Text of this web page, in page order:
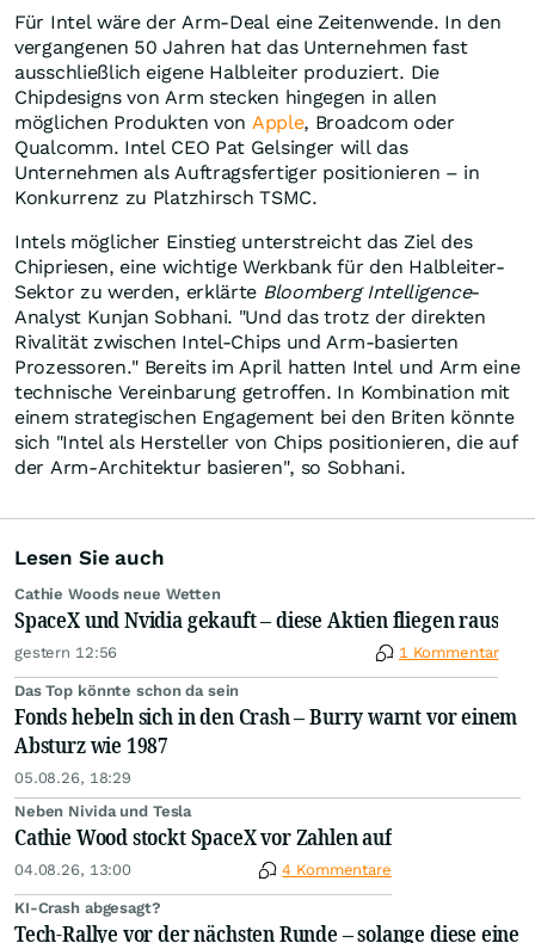
Für Intel wäre der Arm-Deal eine Zeitenwende. In den
vergangenen 50 Jahren hat das Unternehmen fast
ausschließlich eigene Halbleiter produziert. Die
Chipdesigns von Arm stecken hingegen in allen
möglichen Produkten von Apple, Broadcom oder
Qualcomm. Intel CEO Pat Gelsinger will das
Unternehmen als Auftragsfertiger positionieren – in
Konkurrenz zu Platzhirsch TSMC.
Intels möglicher Einstieg unterstreicht das Ziel des
Chipriesen, eine wichtige Werkbank für den Halbleiter-
Sektor zu werden, erklärte Bloomberg Intelligence-
Analyst Kunjan Sobhani. "Und das trotz der direkten
Rivalität zwischen Intel-Chips und Arm-basierten
Prozessoren." Bereits im April hatten Intel und Arm eine
technische Vereinbarung getroffen. In Kombination mit
einem strategischen Engagement bei den Briten könnte
sich "Intel als Hersteller von Chips positionieren, die auf
der Arm-Architektur basieren", so Sobhani.
Lesen Sie auch
Cathie Woods neue Wetten
SpaceX und Nvidia gekauft – diese Aktien fliegen raus
gestern 12:56 1 Kommentar
Das Top könnte schon da sein
Fonds hebeln sich in den Crash – Burry warnt vor einem
Absturz wie 1987
05.08.26, 18:29
Neben Nivida und Tesla
Cathie Wood stockt SpaceX vor Zahlen auf
04.08.26, 13:00 4 Kommentare
KI-Crash abgesagt?
Tech-Rallye vor der nächsten Runde – solange diese eine